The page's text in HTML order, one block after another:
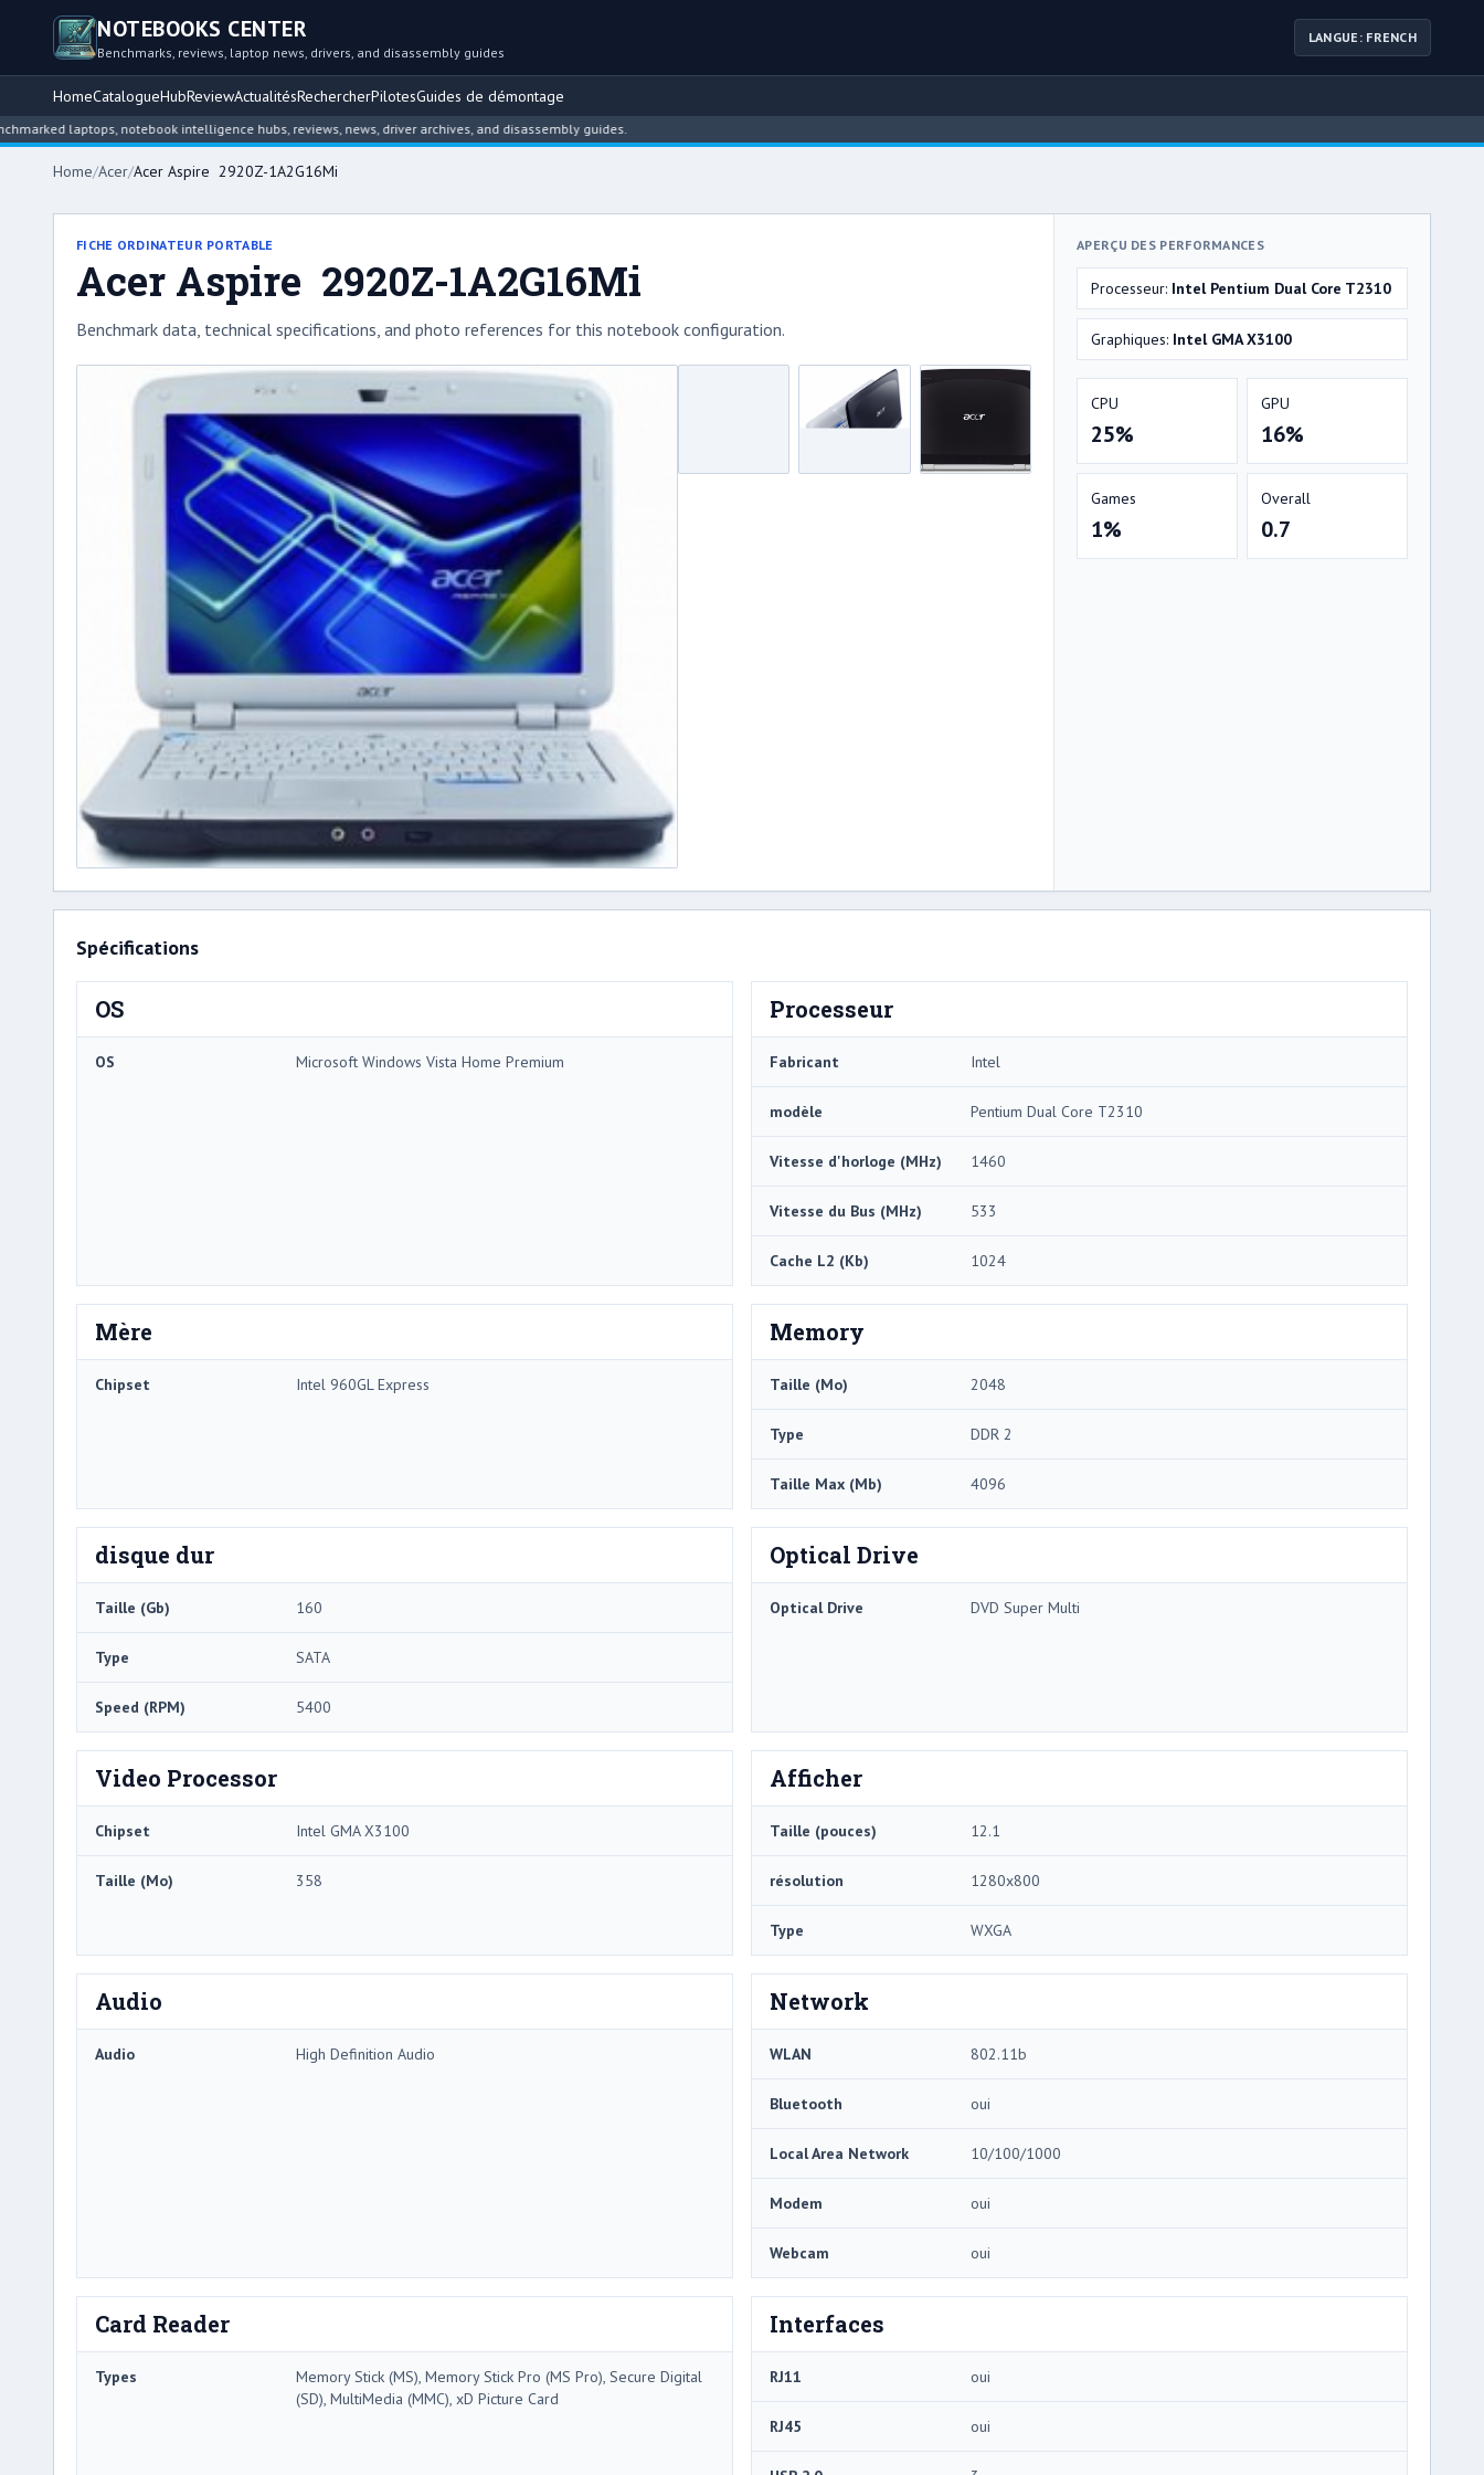
NOTEBOOKS CENTER
Benchmarks, reviews, laptop news, drivers, and disassembly guides
LANGUE: FRENCH
HomeCatalogueHubReviewActualitésRechercherPilotesGuides de démontage
laptops, notebook intelligence hubs, reviews, news, driver archives, and disassembly guides.
Home/Acer/Acer Aspire 2920Z-1A2G16Mi
FICHE ORDINATEUR PORTABLE
Acer Aspire 2920Z-1A2G16Mi
Benchmark data, technical specifications, and photo references for this notebook configuration.
APERÇU DES PERFORMANCES
Processeur: Intel Pentium Dual Core T2310
Graphiques: Intel GMA X3100
CPU
25%
GPU
16%
Games
1%
Overall
0.7
Spécifications
OS
OS Microsoft Windows Vista Home Premium
Processeur
Fabricant Intel
modèle Pentium Dual Core T2310
Vitesse d'horloge (MHz) 1460
Vitesse du Bus (MHz) 533
Cache L2 (Kb) 1024
Mère
Chipset Intel 960GL Express
Memory
Taille (Mo) 2048
Type DDR 2
Taille Max (Mb) 4096
disque dur
Taille (Gb) 160
Type SATA
Speed ​​(RPM) 5400
Optical Drive
Optical Drive DVD Super Multi
Video Processor
Chipset Intel GMA X3100
Taille (Mo) 358
Afficher
Taille (pouces) 12.1
résolution 1280x800
Type WXGA
Audio
Audio High Definition Audio
Network
WLAN 802.11b
Bluetooth oui
Local Area Network 10/100/1000
Modem oui
Webcam oui
Card Reader
Types
Memory Stick (MS), Memory Stick Pro (MS Pro), Secure Digital
(SD), MultiMedia (MMC), xD Picture Card
Interfaces
RJ11 oui
RJ45 oui